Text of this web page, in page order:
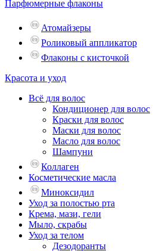
Парфюмерные флаконы
Атомайзеры
Роликовый аппликатор
Флаконы с кисточкой
Красота и уход
Всё для волос
Кондиционер для волос
Краски для волос
Маски для волос
Масло для волос
Шампуни
Коллаген
Косметические масла
Миноксидил
Уход за полостью рта
Крема, мази, гели
Мыло, скрабы
Уход за телом
Дезодоранты